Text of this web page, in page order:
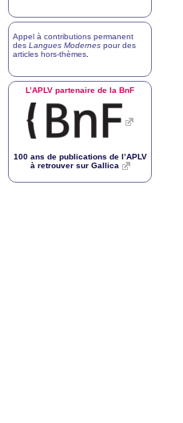
Appel à contributions permanent
des Langues Modernes pour des
articles hors-thèmes
L’APLV partenaire de la BnF
100 ans de publications de l’APLV
à retrouver sur Gallica